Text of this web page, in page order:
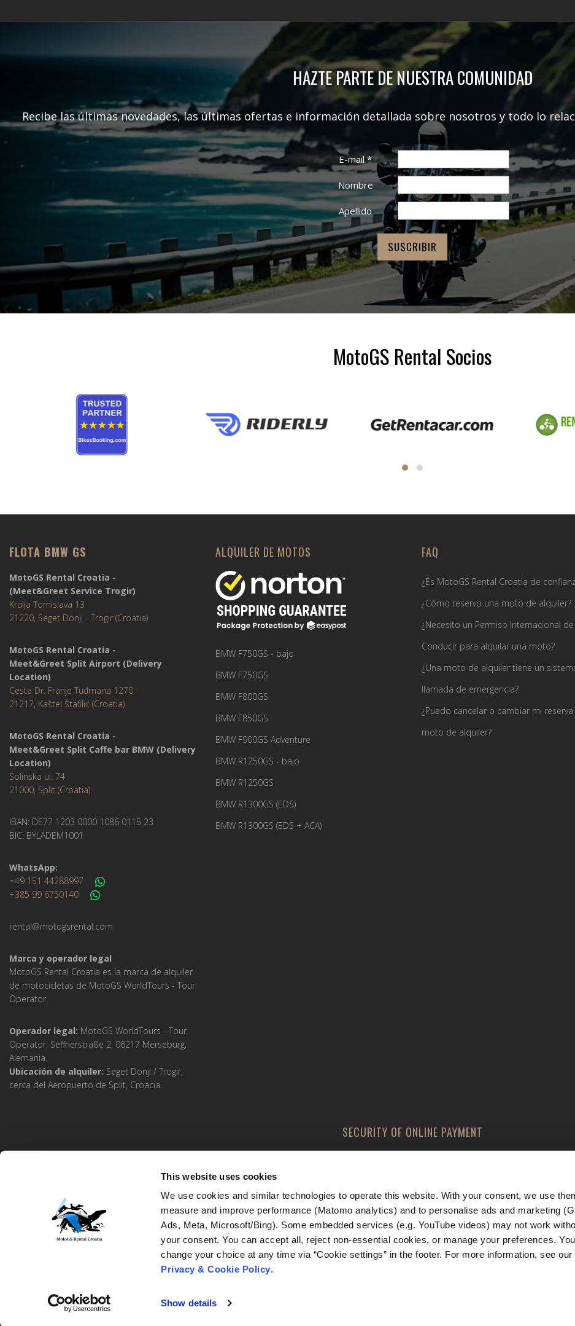
This website uses cookies
We use cookies and similar technologies to operate this website. With your consent, we use
measure and improve performance (Matomo analytics) and to personalise ads and marketing
Ads, Meta, Microsoft/Bing). Some embedded services (e.g. YouTube videos) may not work
your consent. You can accept all, reject non-essential cookies, or manage your preferences.
Privacy & Cookie Policy.
Show details
HAZTE PARTE DE NUESTRA COMUNIDAD
Recibe las últimas novedades, las últimas ofertas e información detallada sobre nosotros y todo lo
E-mail*
Nombre
Apellido
MotoGS Rental Socios
FLOTA BMW GS
MotoGS Rental Croatia -
(Meet&Greet Service Trogir)
Kralja Tomislava 13
21220, Seget Donji - Trogir (Croatia)
MotoGS Rental Croatia -
Meet&Greet Split Airport (Delivery
Location)
Cesta Dr. Franje Tuđmana 1270
21217, Kaštel Štafilić (Croatia)
MotoGS Rental Croatia -
Meet&Greet Split Caffe bar BMW (Delivery
Location)
Solinska ul. 74
21000, Split (Croatia)
IBAN: DE77 1203 0000 1086 0115 23
BIC: BYLADEM1001
WhatsApp:
+49 151 44288997
+385 99 6750140
rental@motogsrental.com
Marca y operador legal
MotoGS Rental Croatia es la marca de alquiler
de motocicletas de MotoGS WorldTours - Tour
Operator
Operador legal: MotoGS WorldTours - Tour
Operator, Seffnerstraße 2, 06217 Merseburg,
Alemania.
Ubicación de alquiler: Seget Donji / Trogir,
cerca del Aeropuerto de Split, Croacia.
ALQUILER DE MOTOS
BMW F750GS - bajo
BMW F750GS
BMW F800GS
BMW F850GS
BMW F900GS Adventure
BMW R1250GS - bajo
BMW R1250GS
BMW R1300GS (EDS)
BMW R1300GS (EDS + ACA)
FAQ
¿Es MotoGS Rental Croatia de
¿Cómo reservo una moto de alquiler?
¿Necesito un Permiso Internacional de
Conducir para alquilar una moto?
¿Una moto de alquiler tiene un
llamada de emergencia?
¿Puedo cancelar o cambiar mi
moto de alquiler?
SECURITY OF ONLINE PAYMENT
MotoGS Rental © Copyright 2023–2026. All Rights Reserved.
Studio kreative